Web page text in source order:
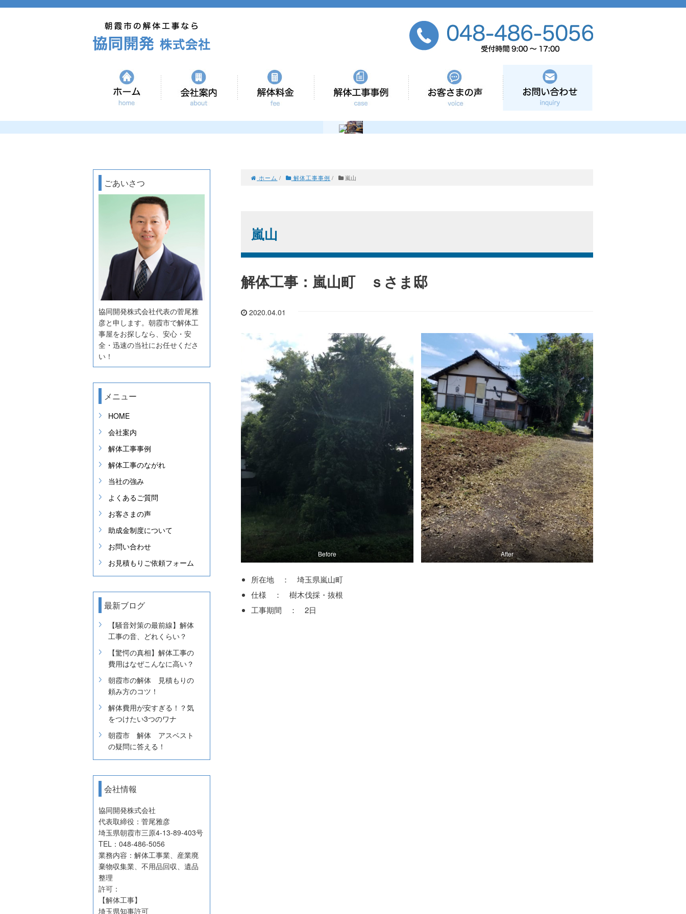
解体工事事例 お客さまの声
ホーム / 解体工事事例 / 嵐山
嵐山
解体工事：嵐山町 ｓさま邸
2020.04.01
Before After
所在地 ： 埼玉県嵐山町
仕様 ： 樹木伐採・抜根
工事期間 ： 2日
ごあいさつ
協同開発株式会社代表の菅尾雅
彦と申します。朝霞市で解体工
事屋をお探しなら、安心・安
全・迅速の当社にお任せくださ
い！
メニュー
HOME
会社案内
解体工事事例
解体工事のながれ
当社の強み
よくあるご質問
お客さまの声
助成金制度について
お問い合わせ
お見積もりご依頼フォーム
最新ブログ
【騒音対策の最前線】解体
工事の音、どれくらい？
【驚愕の真相】解体工事の
費用はなぜこんなに高い？
朝霞市の解体 見積もりの
頼み方のコツ！
解体費用が安すぎる！？気
をつけたい3つのワナ
朝霞市 解体 アスベスト
の疑問に答える！
会社情報
協同開発株式会社
代表取締役：菅尾雅彦
埼玉県朝霞市三原4-13-89-403号
TEL：048-486-5056
業務内容：解体工事業、産業廃
棄物収集業、不用品回収、遺品
整理
許可：
【解体工事】
埼玉県知事許可